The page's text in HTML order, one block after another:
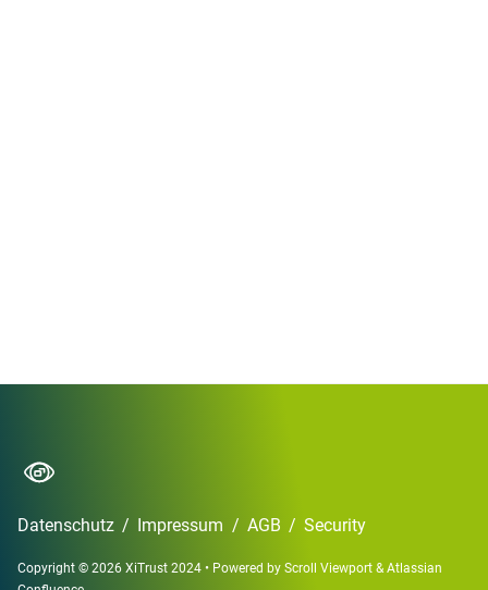
Datenschutz / Impressum / AGB / Security
Copyright © 2026 XiTrust 2024 • Powered by Scroll Viewport &Atlassian